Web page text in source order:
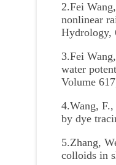
2.Fei
nonlinear
Hydrology,
3.Fei
water
Volume
4.Wang,
by dye
5.Zhang,
colloids in